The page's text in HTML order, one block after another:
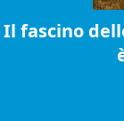
Il fascino